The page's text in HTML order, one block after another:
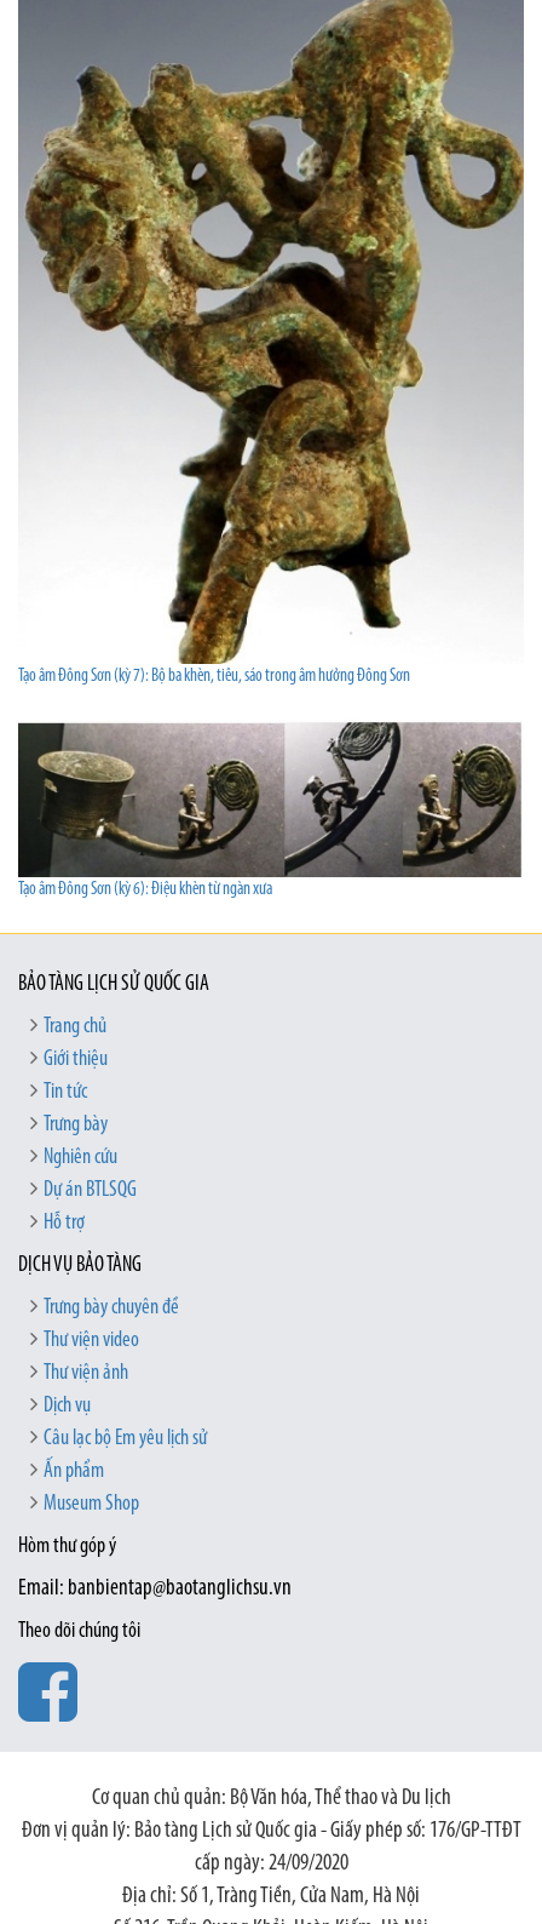
Tạo âm Đông Sơn (kỳ 7): Bộ ba khèn, tiêu, sáo trong âm hưởng Đông Sơn
Tạo âm Đông Sơn (kỳ 6): Điệu khèn từ ngàn xưa
BẢO TÀNG LỊCH SỬ QUỐC GIA
Trang chủ
Giới thiệu
Tin tức
Trưng bày
Nghiên cứu
Dự án BTLSQG
Hỗ trợ
DỊCH VỤ BẢO TÀNG
Trưng bày chuyên đề
Thư viện video
Thư viện ảnh
Dịch vụ
Câu lạc bộ Em yêu lịch sử
Ấn phẩm
Museum Shop
Hòm thư góp ý
Email: banbientap@baotanglichsu.vn
Theo dõi chúng tôi
Cơ quan chủ quản: Bộ Văn hóa, Thể thao và Du lịch
Đơn vị quản lý: Bảo tàng Lịch sử Quốc gia - Giấy phép số: 176/GP-TTĐT
cấp ngày: 24/09/2020
Địa chỉ: Số 1, Tràng Tiền, Cửa Nam, Hà Nội